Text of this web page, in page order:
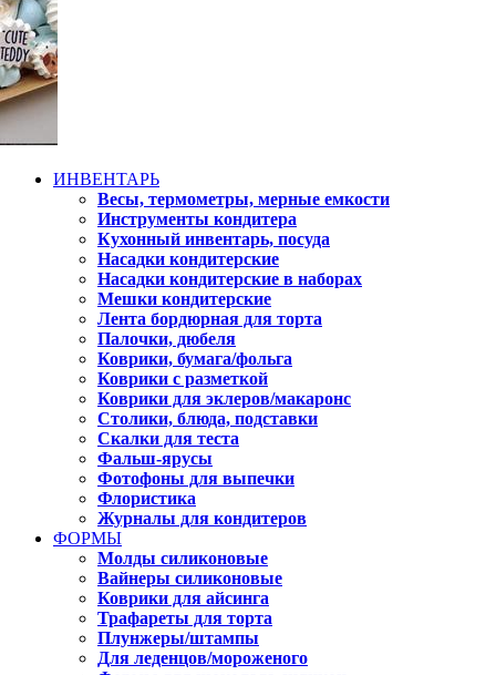
ИНВЕНТАРЬ
Весы, термометры, мерные емкости
Инструменты кондитера
Кухонный инвентарь, посуда
Насадки кондитерские
Насадки кондитерские в наборах
Мешки кондитерские
Лента бордюрная для торта
Палочки, дюбеля
Коврики, бумага/фольга
Коврики с разметкой
Коврики для эклеров/макаронс
Столики, блюда, подставки
Скалки для теста
Фальш-ярусы
Фотофоны для выпечки
Флористика
Журналы для кондитеров
ФОРМЫ
Молды силиконовые
Вайнеры силиконовые
Коврики для айсинга
Трафареты для торта
Плунжеры/штампы
Для леденцов/мороженого